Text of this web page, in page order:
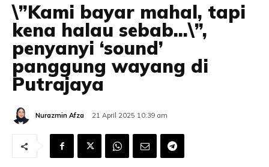
\”Kami bayar mahal, tapi
kena halau sebab…\”,
penyanyi ‘sound’
panggung wayang di
Putrajaya
Nurazmin Afza 21 April 2025 10:39 am